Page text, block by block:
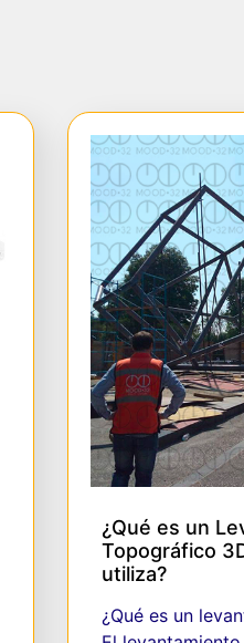
¿Qué es un
Topográfico
utiliza?
¿Qué es un